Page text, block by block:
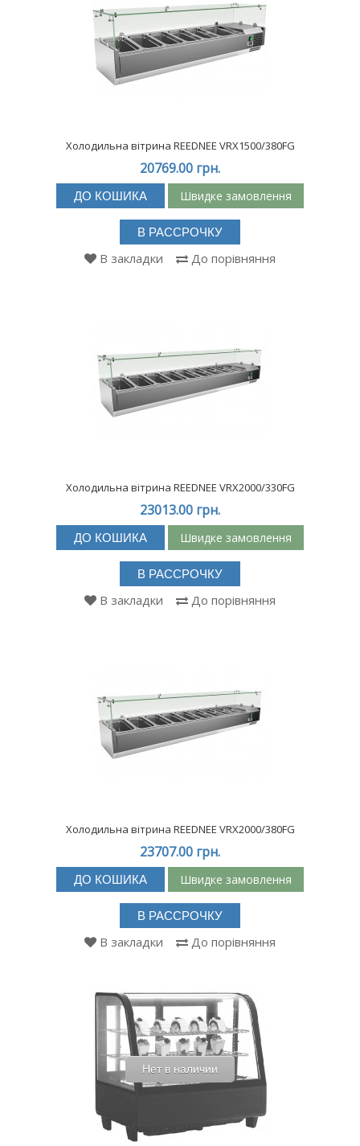
Холодильна вітрина REEDNEE VRX1500/380FG
20769.00 грн.
ДО КОШИКА Швидке замовлення
В РАССРОЧКУ
В закладки До порівняння
Холодильна вітрина REEDNEE VRX2000/330FG
23013.00 грн.
ДО КОШИКА Швидке замовлення
В РАССРОЧКУ
В закладки До порівняння
Холодильна вітрина REEDNEE VRX2000/380FG
23707.00 грн.
ДО КОШИКА Швидке замовлення
В РАССРОЧКУ
В закладки До порівняння
Нет в наличии